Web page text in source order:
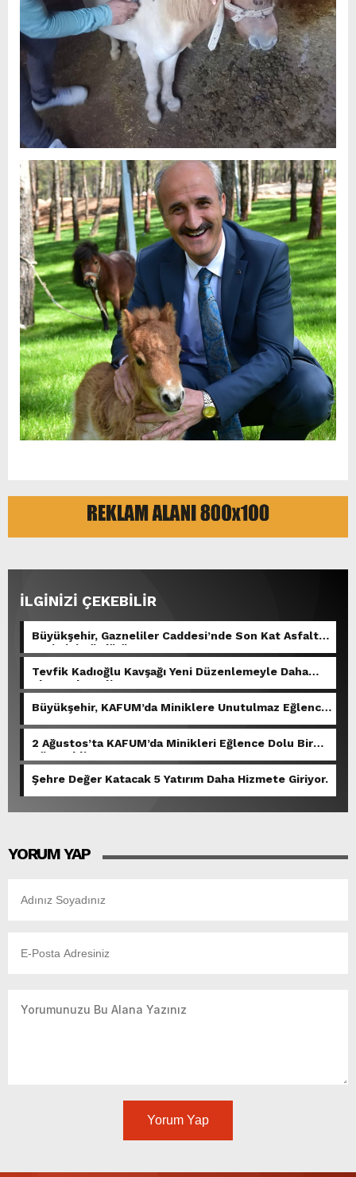
İLGİNİZİ ÇEKEBİLİR
Büyükşehir, Gazneliler Caddesi’nde Son Kat Asfalt
Serimini Sürdürüyor.
Tevfik Kadıoğlu Kavşağı Yeni Düzenlemeyle Daha
Akıcı Hale Geliyor.
Büyükşehir, KAFUM’da Miniklere Unutulmaz Eğlence
2 Ağustos’ta KAFUM’da Minikleri Eğlence Dolu Bir
Gün Bekliyor.
Şehre Değer Katacak 5 Yatırım Daha Hizmete Giriyor.
YORUM YAP
Yorum Yap